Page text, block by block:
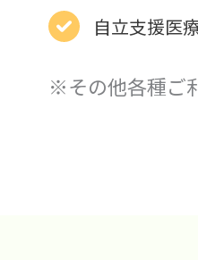
自立支援医
※その他各種ご